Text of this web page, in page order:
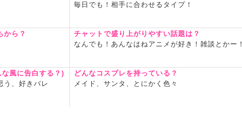
毎日でも！相手に合わせるタイプ！
から？
チャットで盛り上がりやすい話題は？
なんでも！あんなはねアニメが好き！雑談とかー！
風に告白する？)
う、好きバレ
どんなコスプレを持っている？
メイド、サンタ、とにかく色々